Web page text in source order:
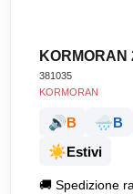
KORMORAN
381035
KORMORAN
🔊B 🌧️B
☀️Estivi
🚚Spedizione